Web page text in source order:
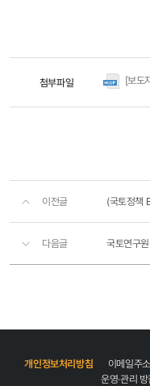
첨부파일 [보도자
이전글
다음글 국토연구
개인정보처리방침 이메일주
운영·관리 방